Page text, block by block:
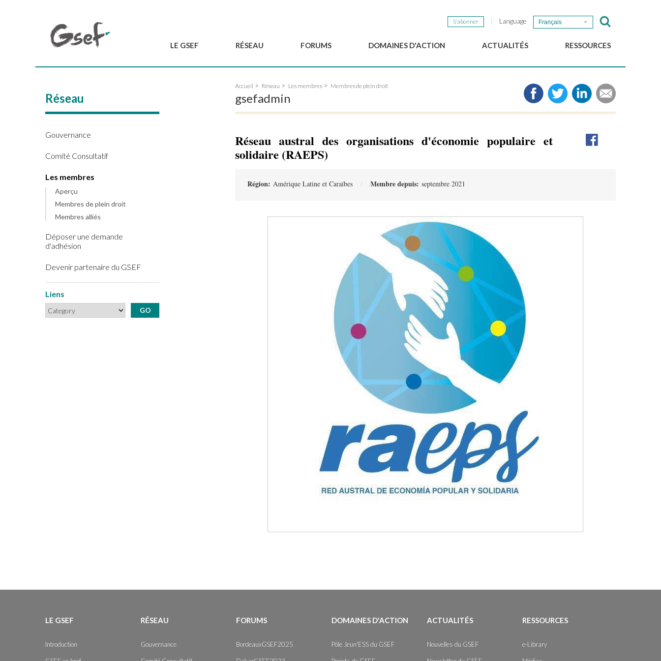
S'abonner Language Français
LE GSEF RÉSEAU
Comité Consultatif
Les membres
Devenir partenaire du
FORUMS
DakarGSEF2023
DOMAINES D'ACTION
Projets de GSEF
ACTUALITÉS
Newsletter du GSEF
RESSOURCES
Médias
Liens
Téléchargez notre plaquette
Réseau
Gouvernance
Comité Consultatif
Les membres
Aperçu
Membres de plein droit
Membres alliés
Déposer une demande
d'adhésion
Devenir partenaire du GSEF
Liens
Accueil Réseau Les membres Membres de plein droit
gsefadmin
Réseau austral des organisations d'économie populaire et
solidaire (RAEPS)
Région:Amérique Latine et Caraïbes Membre depuis:septembre 2021
LE GSEF
Introduction
RÉSEAU
Gouvernance
FORUMS
BordeauxGSEF2025
DOMAINES D'ACTION
Pôle Jeun'ESS du GSEF
ACTUALITÉS
Nouvelles du GSEF
RESSOURCES
e-Library